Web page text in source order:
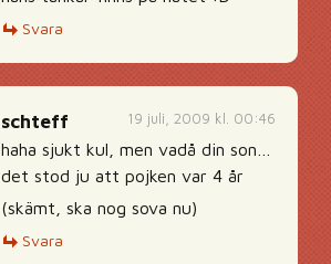
Svara
19 juli, 2009 kl. 00:46
schteff
haha sjukt kul, men vadå din son…
det stod ju att pojken var 4 år
(skämt, ska nog sova nu)
Svara